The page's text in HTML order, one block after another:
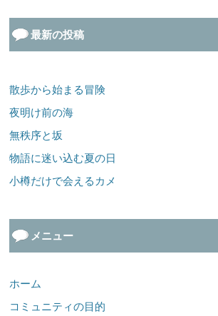
最新の投稿
散歩から始まる冒険
夜明け前の海
無秩序と坂
物語に迷い込む夏の日
小樽だけで会えるカメ
メニュー
ホーム
コミュニティの目的